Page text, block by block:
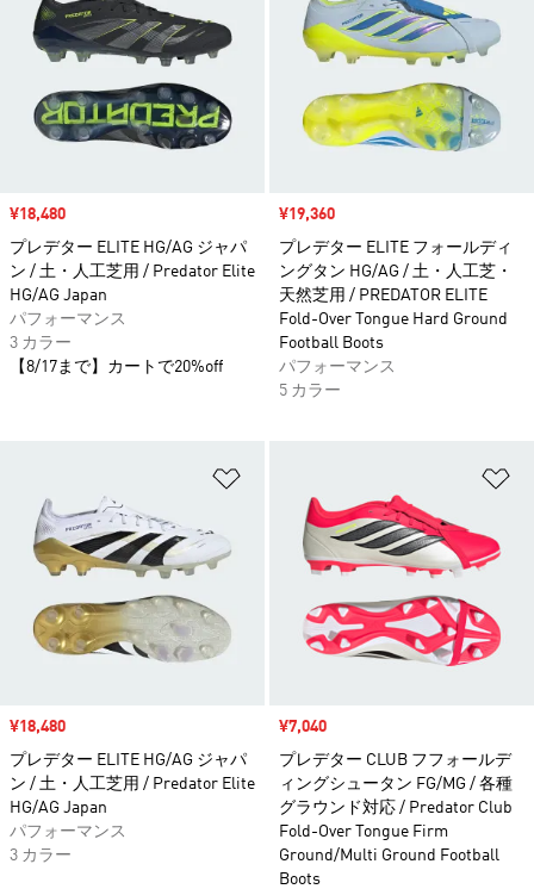
セール価格
¥18,480
プレデター ELITE HG/AG ジャパ
ン / 土・人工芝用 / Predator Elite
HG/AG Japan
パフォーマンス
3 カラー
【8/17まで】カートで20%off
セール価格
¥19,360
プレデター ELITE フォールディ
ングタン HG/AG / 土・人工芝・
天然芝用 / PREDATOR ELITE
Fold-Over Tongue Hard Ground
Football Boots
パフォーマンス
5 カラー
セール価格
¥18,480
プレデター ELITE HG/AG ジャパ
ン / 土・人工芝用 / Predator Elite
HG/AG Japan
パフォーマンス
3 カラー
セール価格
¥7,040
プレデター CLUB フフォールデ
ィングシュータン FG/MG / 各種
グラウンド対応 / Predator Club
Fold-Over Tongue Firm
Ground/Multi Ground Football
Boots